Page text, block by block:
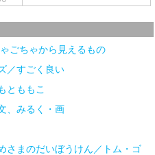
ごちゃから見えるもの
／すごく良い
とももこ
、みるく・画
さまのだいぼうけん／トム・ゴ